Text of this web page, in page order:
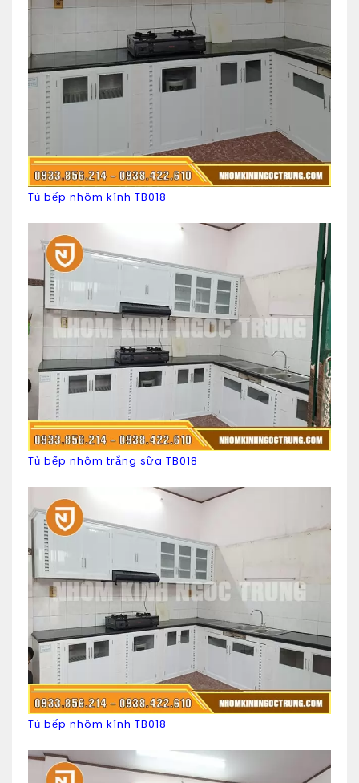
Tủ bếp nhôm kính TB018
Tủ bếp nhôm trắng sữa TB018
Tủ bếp nhôm kính TB018